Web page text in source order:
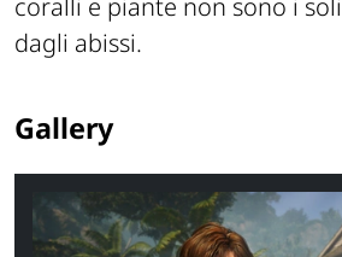
dagli abissi.
Gallery